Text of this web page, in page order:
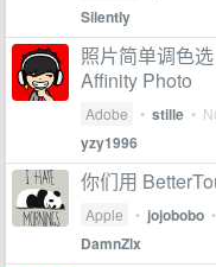
Silently
照片简单调色
Affinity Photo
Adobe • stille •
yzy1996
你们用
Apple • jojobobo •
DamnZlx